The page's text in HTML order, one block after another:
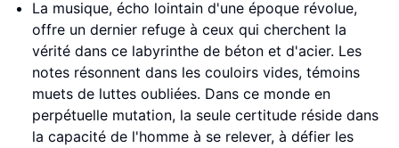
La musique, écho lointain d'une époque révolue,
offre un dernier refuge à ceux qui cherchent la
vérité dans ce labyrinthe de béton et d'acier. Les
notes résonnent dans les couloirs vides, témoins
muets de luttes oubliées. Dans ce monde en
perpétuelle mutation, la seule certitude réside dans
la capacité de l'homme à se relever, à défier les